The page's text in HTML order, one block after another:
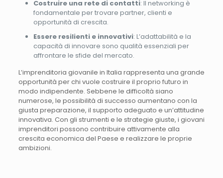
Costruire una rete di contatti: Il networking è
fondamentale per trovare partner, clienti e
opportunità di crescita.
Essere resilienti e innovativi: L’adattabilità e la
capacità di innovare sono qualità essenziali per
affrontare le sfide del mercato.
L’imprenditoria giovanile in Italia rappresenta una grande
opportunità per chi vuole costruire il proprio futuro in
modo indipendente. Sebbene le difficoltà siano
numerose, le possibilità di successo aumentano con la
giusta preparazione, il supporto adeguato e un’attitudine
innovativa. Con gli strumenti e le strategie giuste, i giovani
imprenditori possono contribuire attivamente alla
crescita economica del Paese e realizzare le proprie
ambizioni.